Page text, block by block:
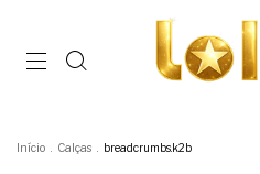
Início Calças breadcrumbs.k2b